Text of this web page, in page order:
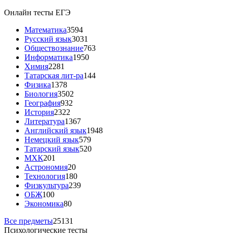
Онлайн тесты ЕГЭ
Математика3594
Русский язык3031
Обществознание763
Информатика1950
Химия2281
Татарская лит-ра144
Физика1378
Биология3502
География932
История2322
Литература1367
Английский язык1948
Немецкий язык579
Татарский язык520
МХК201
Астрономия20
Технология180
Физкультура239
ОБЖ100
Экономика80
Все предметы25131
Психологические тесты